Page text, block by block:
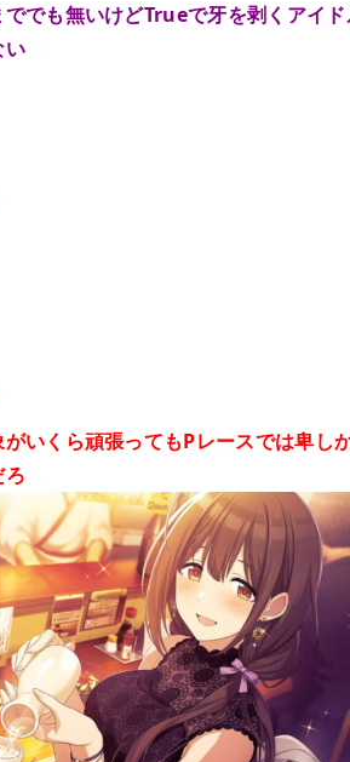
ででも無いけどTrueで牙を剥くアイ
い
いくら頑張ってもPレースでは卑し